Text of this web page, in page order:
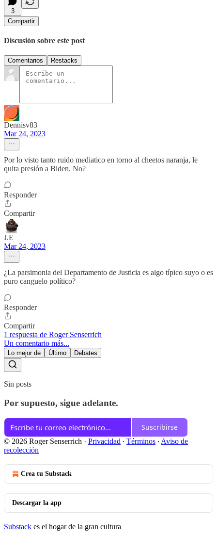
3
Compartir
Discusión sobre este post
Comentarios Restacks
Dennisv83
Mar 24, 2023
Por lo visto tanto ruido mediatico en torno al cheetos naranja, le
quita presión a Biden. No?
Responder
Compartir
J.E
Mar 24, 2023
¿La parsimonia del Departamento de Justicia es algo típico suyo o es
puro canguelo político?
Responder
Compartir
1 respuesta de Roger Senserrich
Un comentario más...
Lo mejor de Último Debates
Sin posts
Por supuesto, sigue adelante.
Suscribirse
© 2026 Roger Senserrich · Privacidad ∙ Términos ∙ Aviso de
recolección
Crea tu Substack
Descargar la app
Substack es el hogar de la gran cultura